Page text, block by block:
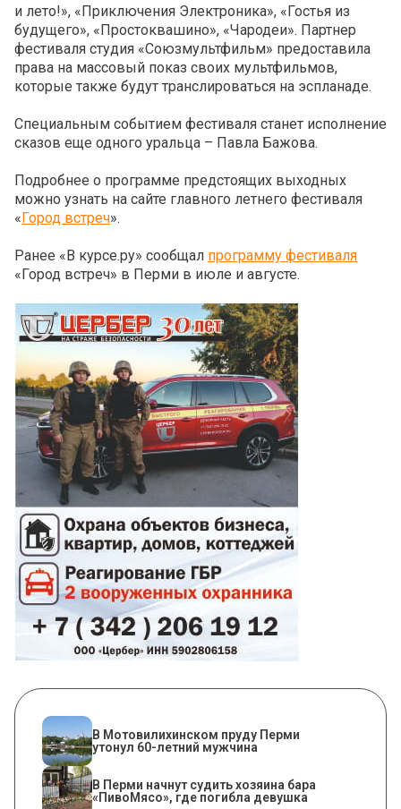
и лето!», «Приключения Электроника», «Гостья из
будущего», «Простоквашино», «Чародеи». Партнер
фестиваля студия «Союзмультфильм» предоставила
права на массовый показ своих мультфильмов,
которые также будут транслироваться на эспланаде.
Специальным событием фестиваля станет исполнение
сказов еще одного уральца – Павла Бажова.
Подробнее о программе предстоящих выходных
можно узнать на сайте главного летнего фестиваля
« Город встреч».
Ранее «В курсе.ру» сообщал программу фестиваля
«Город встреч» в Перми в июле и августе.
В Мотовилихинском пруду Перми
утонул 60-летний мужчина
​В Перми начнут судить хозяина бара
«ПивоМясо», где погибла девушка